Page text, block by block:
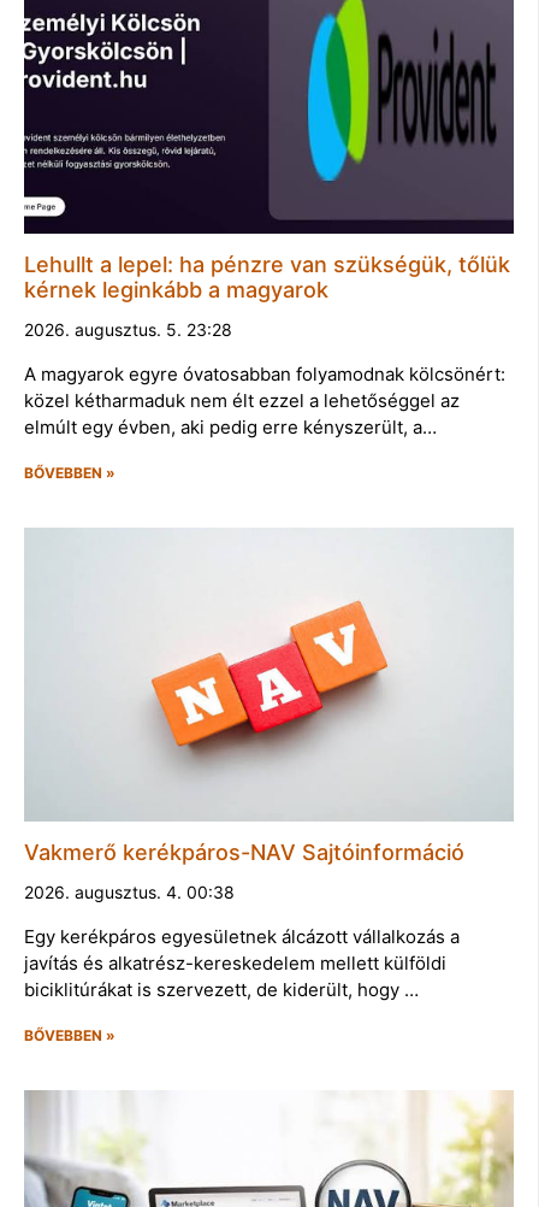
Lehullt a lepel: ha pénzre van szükségük, tőlük
kérnek leginkább a magyarok
2026. augusztus. 5. 23:28
A magyarok egyre óvatosabban folyamodnak kölcsönért:
közel kétharmaduk nem élt ezzel a lehetőséggel az
elmúlt egy évben, aki pedig erre kényszerült, a…
BŐVEBBEN »
Vakmerő kerékpáros-NAV Sajtóinformáció
2026. augusztus. 4. 00:38
Egy kerékpáros egyesületnek álcázott vállalkozás a
javítás és alkatrész-kereskedelem mellett külföldi
biciklitúrákat is szervezett, de kiderült, hogy …
BŐVEBBEN »